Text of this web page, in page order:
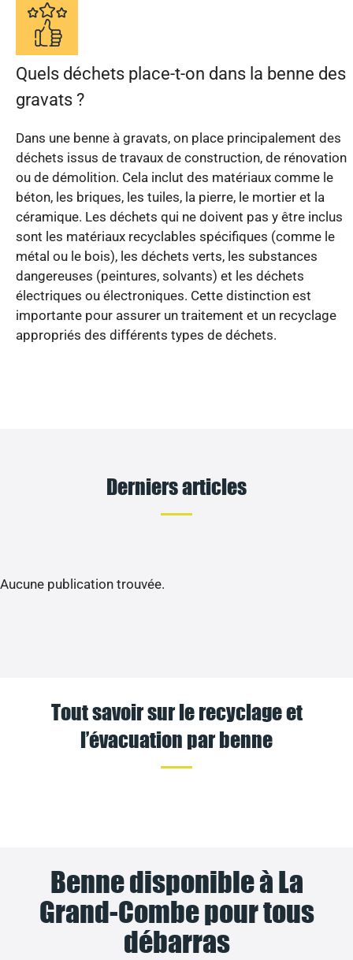
Quels déchets place-t-on dans la benne des
gravats ?
Dans une benne à gravats, on place principalement des
déchets issus de travaux de construction, de rénovation
ou de démolition. Cela inclut des matériaux comme le
béton, les briques, les tuiles, la pierre, le mortier et la
céramique. Les déchets qui ne doivent pas y être inclus
sont les matériaux recyclables spécifiques (comme le
métal ou le bois), les déchets verts, les substances
dangereuses (peintures, solvants) et les déchets
électriques ou électroniques. Cette distinction est
importante pour assurer un traitement et un recyclage
appropriés des différents types de déchets.
Derniers articles
Aucune publication trouvée.
Tout savoir sur le recyclage et
l’évacuation par benne
Benne disponible à La
Grand-Combe pour tous
débarras